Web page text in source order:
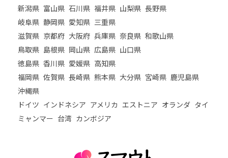
新潟県 富山県 石川県 福井県 山梨県 長野県
岐阜県 静岡県 愛知県 三重県
滋賀県 京都府 大阪府 兵庫県 奈良県 和歌山県
鳥取県 島根県 岡山県 広島県 山口県
徳島県 香川県 愛媛県 高知県
福岡県 佐賀県 長崎県 熊本県 大分県 宮崎県 鹿児島県
沖縄県
ドイツ インドネシア アメリカ エストニア オランダ タイ
ミャンマー 台湾 カンボジア